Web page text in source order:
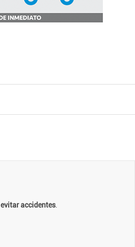
evitar accidentes.